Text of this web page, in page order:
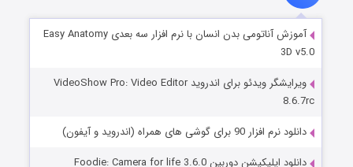
آموزش آناتومی بدن انسان با نرم افزار سه بعدی Easy Anatomy
3D v5.0
ویرایشگر ویدئو برای اندروید VideoShow Pro: Video Editor
8.6.7rc
دانلود نرم افزار 90 برای گوشی های همراه (اندروید و آیفون)
دانلود اپلیکیشن دوربین Foodie: Camera for life 3.6.0